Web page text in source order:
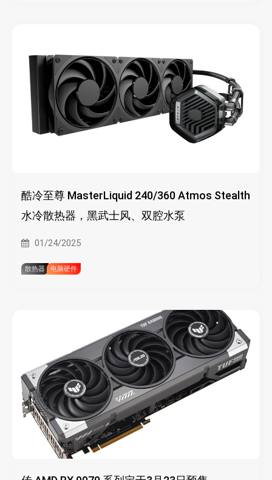
酷冷至尊 MasterLiquid 240/360 Atmos Stealth
水冷散热器，黑武士风、双腔水泵
01/24/2025
散热器 电脑硬件